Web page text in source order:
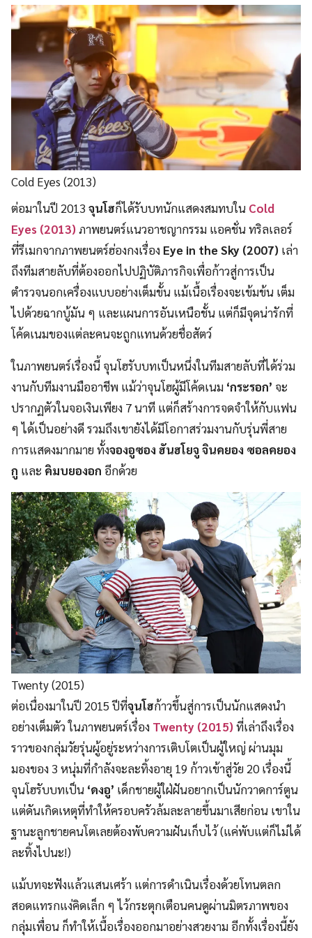
Cold Eyes (2013)
ต่อมาในปี 2013 จุนโฮก็ได้รับบทนักแสดงสมทบใน Cold
Eyes (2013)ภาพยนตร์แนวอาชญากรรม แอคชั่น ทริลเลอร์
ที่รีเมกจากภาพยนตร์ฮ่องกงเรื่อง Eye in the Sky (2007) เล่า
ถึงทีมสายลับที่ต้องออกไปปฏิบัติภารกิจเพื่อก้าวสู่การเป็น
ตำรวจนอกเครื่องแบบอย่างเต็มขั้น แม้เนื้อเรื่องจะเข้มข้น เต็ม
ไปด้วยฉากบู้มัน ๆ และแผนการอันเหนือชั้น แต่ก็มีจุดน่ารักที่
โค้ดเนมของแต่ละคนจะถูกแทนด้วยชื่อสัตว์
ในภาพยนตร์เรื่องนี้ จุนโฮรับบทเป็นหนึ่งในทีมสายลับที่ได้ร่วม
งานกับทีมงานมืออาชีพ แม้ว่าจุนโฮผู้มีโค้ดเนม ‘กระรอก’ จะ
ปรากฏตัวในจอเงินเพียง 7 นาที แต่ก็สร้างการจดจำให้กับแฟน
ๆ ได้เป็นอย่างดี รวมถึงเขายังได้มีโอกาสร่วมงานกับรุ่นพี่สาย
การแสดงมากมาย ทั้งจองอูซอง ฮันฮโยจู จินคยอง ซอลคยอง
กู และ คิมบยองอก อีกด้วย
Twenty (2015)
ต่อเนื่องมาในปี 2015 ปีที่จุนโฮก้าวขึ้นสู่การเป็นนักแสดงนำ
อย่างเต็มตัว ในภาพยนตร์เรื่อง Twenty (2015)ที่เล่าถึงเรื่อง
ราวของกลุ่มวัยรุ่นผู้อยู่ระหว่างการเติบโตเป็นผู้ใหญ่ ผ่านมุม
มองของ 3 หนุ่มที่กำลังจะละทิ้งอายุ 19 ก้าวเข้าสู่วัย 20 เรื่องนี้
จุนโฮรับบทเป็น ‘ดงอู’ เด็กชายผู้ใฝ่ฝันอยากเป็นนักวาดการ์ตูน
แต่ดันเกิดเหตุที่ทำให้ครอบครัวล้มละลายขึ้นมาเสียก่อน เขาใน
ฐานะลูกชายคนโตเลยต้องพับความฝันเก็บไว้ (แค่พับแต่ก็ไม่ได้
ละทิ้งไปนะ!)
แม้บทจะฟังแล้วแสนเศร้า แต่การดำเนินเรื่องด้วยโทนตลก
สอดแทรกแง่คิดเล็ก ๆ ไว้กระตุกเตือนคนดูผ่านมิตรภาพของ
กลุ่มเพื่อน ก็ทำให้เนื้อเรื่องออกมาอย่างสวยงาม อีกทั้งเรื่องนี้ยัง